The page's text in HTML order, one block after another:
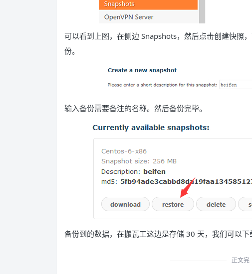
可以看到上图，在侧边 Snapshots，然后点击创建快照
份。
输入备份需要备注的名称。然后备份完毕。
备份到的数据，在搬瓦工这边是存储 30 天，我们可以下
正文完